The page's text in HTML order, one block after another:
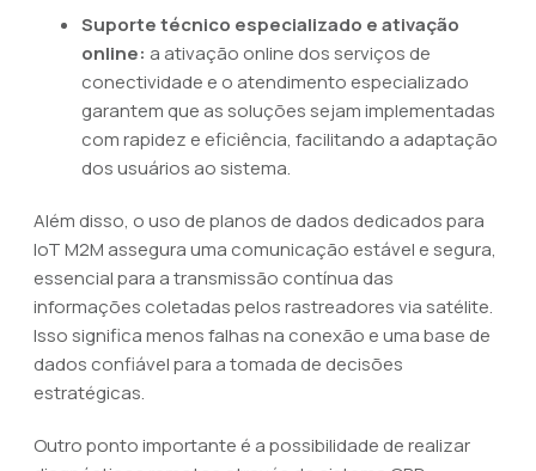
Suporte técnico especializado e ativação
online: a ativação online dos serviços de
conectividade e o atendimento especializado
garantem que as soluções sejam implementadas
com rapidez e eficiência, facilitando a adaptação
dos usuários ao sistema.
Além disso, o uso de planos de dados dedicados para
IoT M2M assegura uma comunicação estável e segura,
essencial para a transmissão contínua das
informações coletadas pelos rastreadores via satélite.
Isso significa menos falhas na conexão e uma base de
dados confiável para a tomada de decisões
estratégicas.
Outro ponto importante é a possibilidade de realizar